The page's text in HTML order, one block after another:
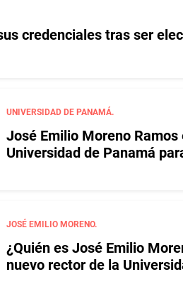
credenciales tras ser
UNIVERSIDAD DE PANAMÁ.
José Emilio Moreno
Universidad de Panamá
JOSÉ EMILIO MORENO.
¿Quién es José Emilio
nuevo rector de la